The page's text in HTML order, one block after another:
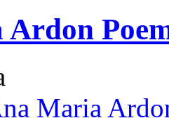
Maria